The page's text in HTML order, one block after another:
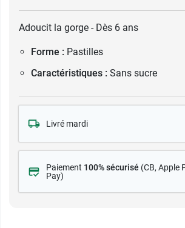
Adoucit la gorge - Dès 6 ans
Forme : Pastilles
Caractéristiques : Sans sucre
Livré mardi
Paiement 100% sécurisé (CB, Apple
Pay)